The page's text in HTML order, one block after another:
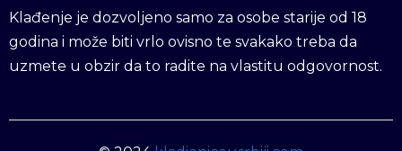
Klađenje je dozvoljeno samo za osobe starije od 18
godina i može biti vrlo ovisno te svakako treba da
uzmete u obzir da to radite na vlastitu odgovornost.